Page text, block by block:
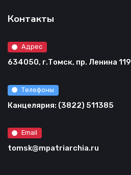
Контакты
Адрес
634050, г.Томск, пр. Ленина 119
Телефоны
Канцелярия: (3822) 511385
Email
tomsk@mpatriarchia.ru